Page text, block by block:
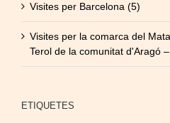
Visites per Barcelona (5)
Visites per la comarca del
Terol de la comunitat d'Aragó
ETIQUETES